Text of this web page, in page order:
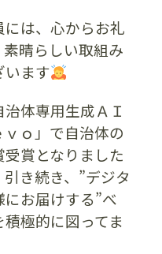
は、心からお礼
晴らしい取組み
います
体専用生成ＡＩ
ｏ」で自治体の
賞となりました
き続き、”デジタ
お届けする”べ
極的に図ってま